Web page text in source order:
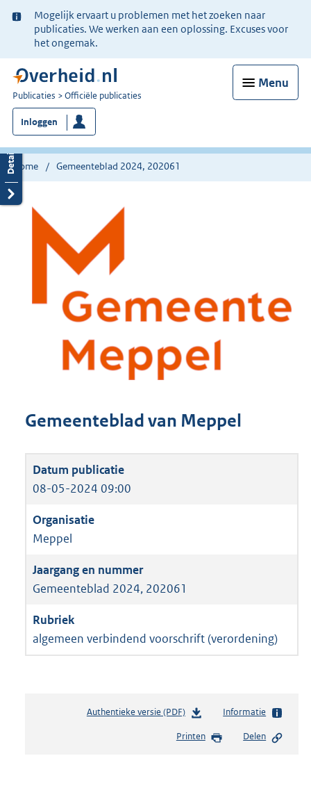
Ter
informatie:
Mogelijk ervaart u problemen met het zoeken naar
publicaties. We werken aan een oplossing. Excuses voor
het ongemak.
Menu
U
bent
nu
hier:
Publicaties Officiële publicaties
Inloggen
Home Gemeenteblad 2024, 202061
Gemeenteblad van Meppel
08-05-2024 09:00
Meppel
Gemeenteblad 2024, 202061
algemeen verbindend voorschrift (verordening)
Authentieke versie (PDF)b
s
Informatie
Printen Delen